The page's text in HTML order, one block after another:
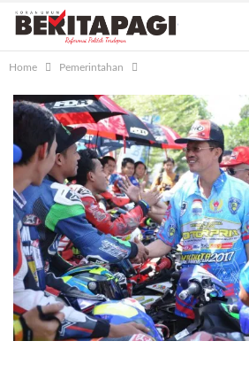
Home Pemerintahan